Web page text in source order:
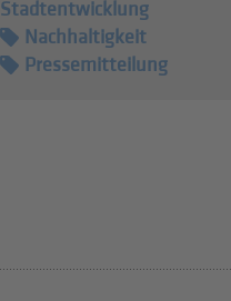
Stadtentwicklung
Nachhaltigkeit
Pressemitteilung